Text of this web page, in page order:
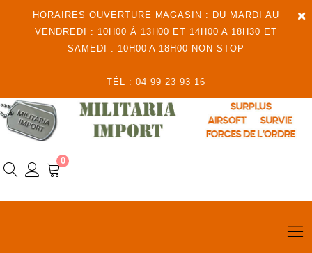
×
HORAIRES OUVERTURE MAGASIN : DU MARDI AU
VENDREDI : 10H00 À 13H00 ET 14H00 A 18H30 ET
SAMEDI : 10H00 A 18H00 NON STOP
TÉL : 04 99 23 93 16
0